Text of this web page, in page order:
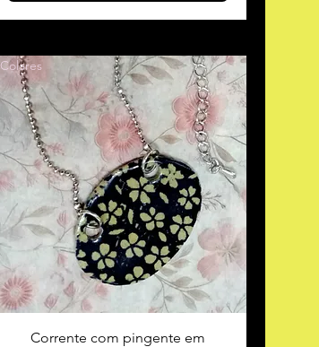
Colares
Corrente com pingente em